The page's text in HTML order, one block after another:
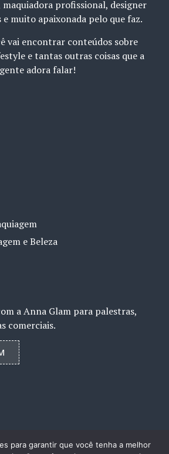
maquiadora profissional, designer
e muito apaixonada pelo que faz.
vai encontrar conteúdos sobre
e tantas outras coisas que a
gente adora falar!
e Beleza
a Anna Glam para palestras,
comerciais.
para garantir que você tenha a melhor